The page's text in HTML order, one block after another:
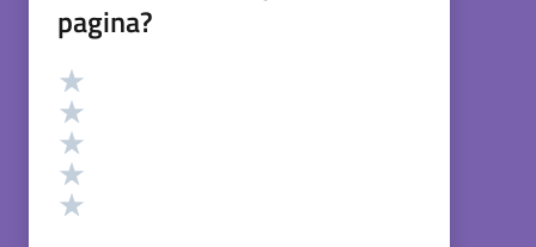
pagina?
Valutazione